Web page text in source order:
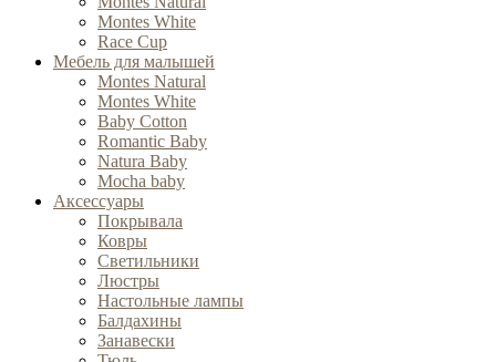
Montes White
Race Cup
Мебель для малышей
Montes Natural
Montes White
Baby Cotton
Romantic Baby
Natura Baby
Mocha baby
Аксессуары
Покрывала
Ковры
Cветильники
Люстры
Настольные лампы
Балдахины
Занавески